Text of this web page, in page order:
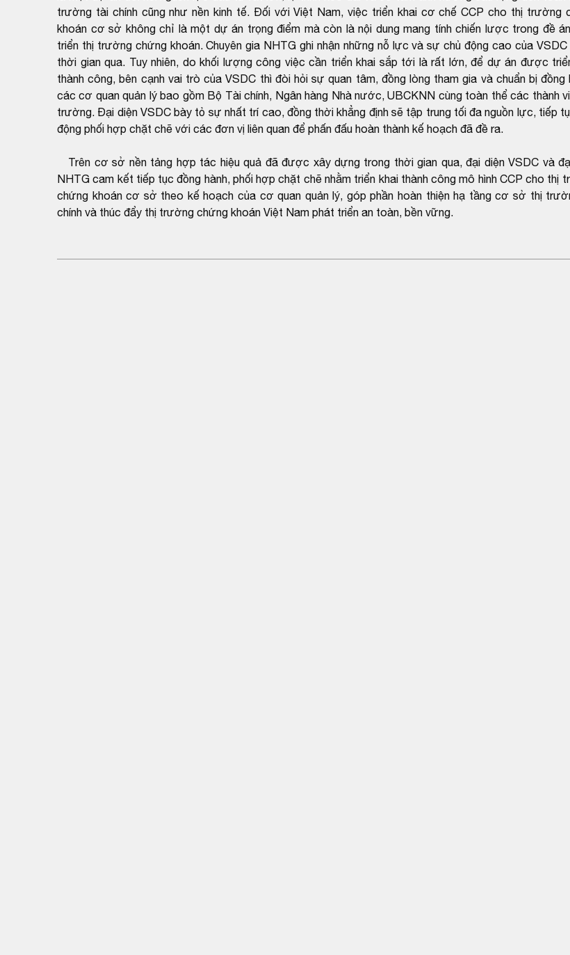
trường tài chính cũng như nền kinh tế. Đối với Việt Nam, việc triển khai cơ chế CCP cho thị trường
khoán cơ sở không chỉ là một dự án trọng điểm mà còn là nội dung mang tính chiến lược trong đề
triển thị trường chứng khoán. Chuyên gia NHTG ghi nhận những nỗ lực và sự chủ động cao của
thời gian qua. Tuy nhiên, do khối lượng công việc cần triển khai sắp tới là rất lớn, để dự án được
thành công, bên cạnh vai trò của VSDC thì đòi hỏi sự quan tâm, đồng lòng tham gia và chuẩn bị
các cơ quan quản lý bao gồm Bộ Tài chính, Ngân hàng Nhà nước, UBCKNN cùng toàn thể các thành
trường. Đại diện VSDC bày tỏ sự nhất trí cao, đồng thời khẳng định sẽ tập trung tối đa nguồn lực, tiếp
động phối hợp chặt chẽ với các đơn vị liên quan để phấn đấu hoàn thành kế hoạch đã đề ra.
Trên cơ sở nền tảng hợp tác hiệu quả đã được xây dựng trong thời gian qua, đại diện VSDC và
NHTG cam kết tiếp tục đồng hành, phối hợp chặt chẽ nhằm triển khai thành công mô hình CCP cho thị
chứng khoán cơ sở theo kế hoạch của cơ quan quản lý, góp phần hoàn thiện hạ tầng cơ sở thị
chính và thúc đẩy thị trường chứng khoán Việt Nam phát triển an toàn, bền vững.